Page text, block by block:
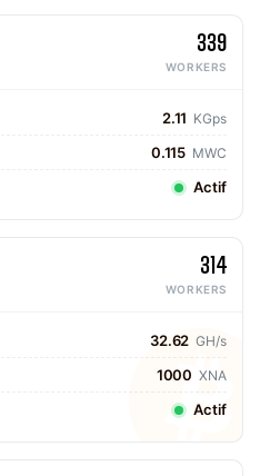
339
WORKERS
2.11 KGps
0.115 MWC
Actif
314
WORKERS
32.62 GH/s
1000 XNA
Actif